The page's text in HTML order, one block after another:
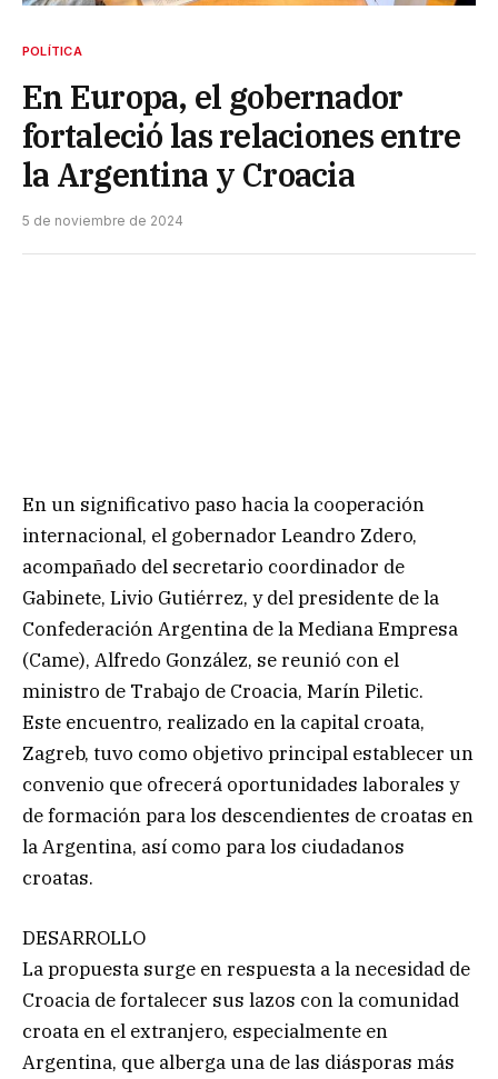
POLÍTICA
En Europa, el gobernador
fortaleció las relaciones entre
la Argentina y Croacia
5 de noviembre de 2024
En un significativo paso hacia la cooperación
internacional, el gobernador Leandro Zdero,
acompañado del secretario coordinador de
Gabinete, Livio Gutiérrez, y del presidente de la
Confederación Argentina de la Mediana Empresa
(Came), Alfredo González, se reunió con el
ministro de Trabajo de Croacia, Marín Piletic.
Este encuentro, realizado en la capital croata,
Zagreb, tuvo como objetivo principal establecer un
convenio que ofrecerá oportunidades laborales y
de formación para los descendientes de croatas en
la Argentina, así como para los ciudadanos
croatas.
DESARROLLO
La propuesta surge en respuesta a la necesidad de
Croacia de fortalecer sus lazos con la comunidad
croata en el extranjero, especialmente en
Argentina, que alberga una de las diásporas más